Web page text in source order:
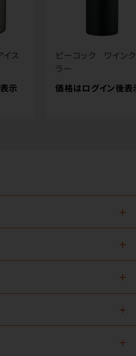
ス
示
ピーコック ワイン
ラー
価格はログイン後表